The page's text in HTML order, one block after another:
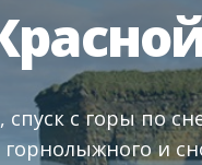
с горы по
и